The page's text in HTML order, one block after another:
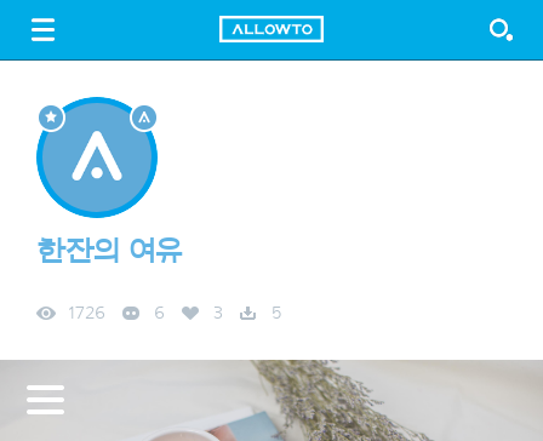
FREE DOWNLOAD
한잔의 여유
1726 6 3 5